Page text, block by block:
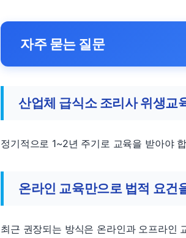
자주 묻는 질문
산업체 급식소 조리사 위생교
정기적으로 1~2년 주기로 교육을 받아야
온라인 교육만으로 법적 요건
최근 권장되는 방식은 온라인과 오프라인